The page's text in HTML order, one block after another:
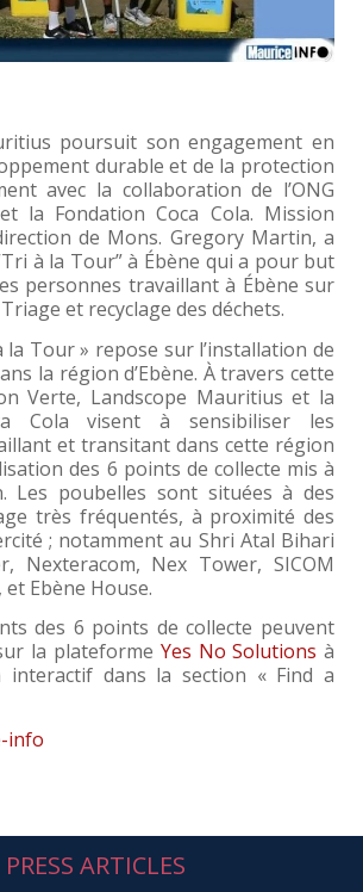
poursuit son engagement en
durable et de la protection
avec la collaboration de l’ONG
la Fondation Coca Cola. Mission
de Mons. Gregory Martin, a
à la Tour” à Ébène qui a pour but
personnes travaillant à Ébène sur
et recyclage des déchets.
Tour » repose sur l’installation de
la région d’Ebène. À travers cette
Verte, Landscope Mauritius et la
Cola visent à sensibiliser les
et transitant dans cette région
des 6 points de collecte mis à
Les poubelles sont situées à des
très fréquentés, à proximité des
; notamment au Shri Atal Bihari
Nexteracom, Nex Tower, SICOM
Ebène House.
des 6 points de collecte peuvent
la plateforme Yes No Solutions à
interactif dans la section « Find a
info
PRESS ARTICLES